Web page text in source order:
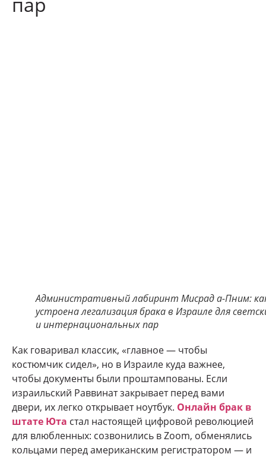
Административный лабиринт Мисрад а-Пним:
устроена легализация брака в Израиле для
и интернациональных пар
Как говаривал классик, «главное — чтобы
костюмчик сидел», но в Израиле куда важнее,
чтобы документы были проштампованы. Если
израильский Раввинат закрывает перед вами
двери, их легко открывает ноутбук. Онлайн брак в
штате Юта стал настоящей цифровой революцией
для влюбленных: созвонились в Zoom, обменялись
кольцами перед американским регистратором — и